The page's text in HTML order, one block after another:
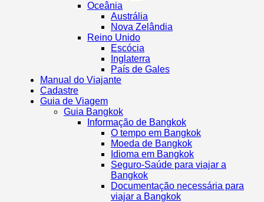
Oceânia
Austrália
Nova Zelândia
Reino Unido
Escócia
Inglaterra
País de Gales
Manual do Viajante
Cadastre
Guia de Viagem
Guia Bangkok
Informação de Bangkok
O tempo em Bangkok
Moeda de Bangkok
Idioma em Bangkok
Seguro-Saúde para viajar a
Bangkok
Documentação necessária para
viajar a Bangkok